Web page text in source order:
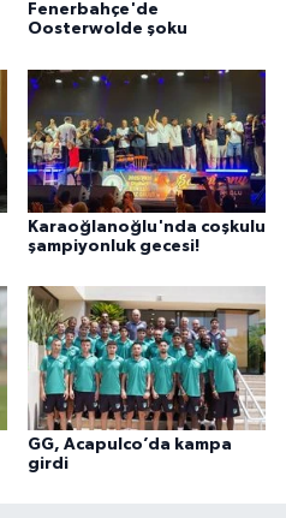
Fenerbahçe'de
Oosterwolde şoku
Karaoğlanoğlu'nda coşkulu
şampiyonluk gecesi!
GG, Acapulco’da kampa
girdi